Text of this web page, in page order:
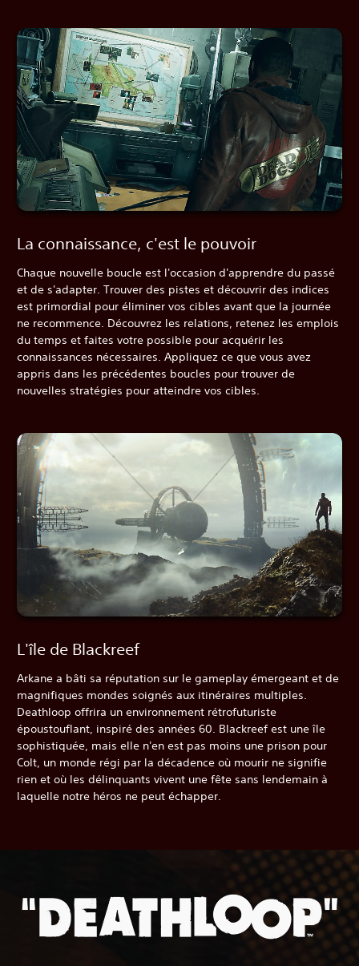
La connaissance, c'est le pouvoir
Chaque nouvelle boucle est l'occasion d'apprendre du passé
et de s'adapter. Trouver des pistes et découvrir des indices
est primordial pour éliminer vos cibles avant que la journée
ne recommence. Découvrez les relations, retenez les emplois
du temps et faites votre possible pour acquérir les
connaissances nécessaires. Appliquez ce que vous avez
appris dans les précédentes boucles pour trouver de
nouvelles stratégies pour atteindre vos cibles.
L'île de Blackreef
Arkane a bâti sa réputation sur le gameplay émergeant et de
magnifiques mondes soignés aux itinéraires multiples.
Deathloop offrira un environnement rétrofuturiste
époustouflant, inspiré des années 60. Blackreef est une île
sophistiquée, mais elle n'en est pas moins une prison pour
Colt, un monde régi par la décadence où mourir ne signifie
rien et où les délinquants vivent une fête sans lendemain à
laquelle notre héros ne peut échapper.